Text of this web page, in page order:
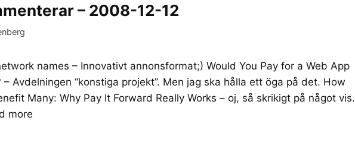
– 2008-12-12
names – Innovativt annonsformat;) Would You Pay for a Web App
Avdelningen “konstiga projekt”. Men jag ska hålla ett öga på det. How
Many: Why Pay It Forward Really Works – oj, så skrikigt på något vis.
more